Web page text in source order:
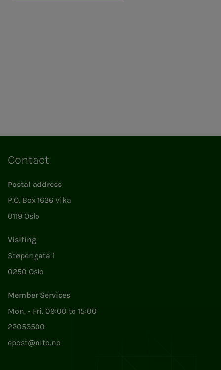
Contact
Postal address
P.O. Box 1636 Vika
0119 Oslo
Visiting
Støperigata 1
0250 Oslo
Member Services
Mon. - Fri. 09:00 to 15:00
22053500
epost@nito.no